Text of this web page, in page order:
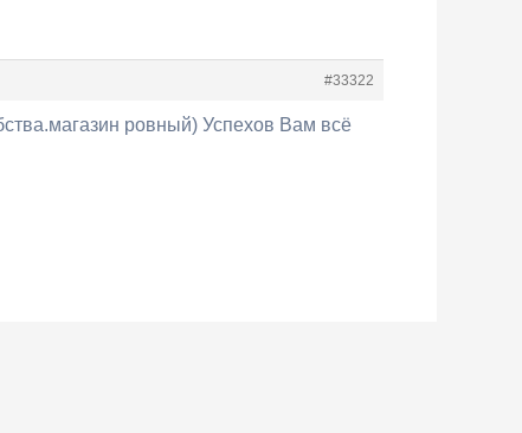
#33322
ровный) Успехов Вам всё